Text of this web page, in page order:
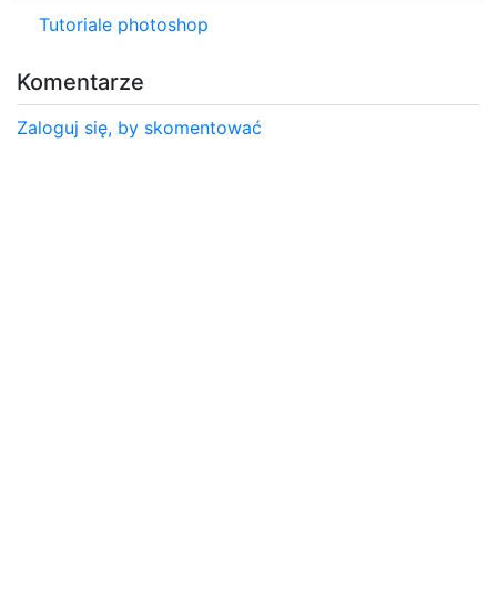
Tutoriale photoshop
Komentarze
Zaloguj się, by skomentować